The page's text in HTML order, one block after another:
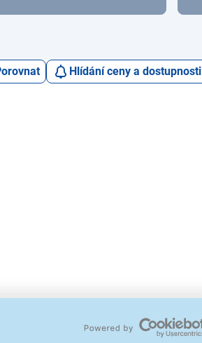
Hlídání ceny a dostupnosti